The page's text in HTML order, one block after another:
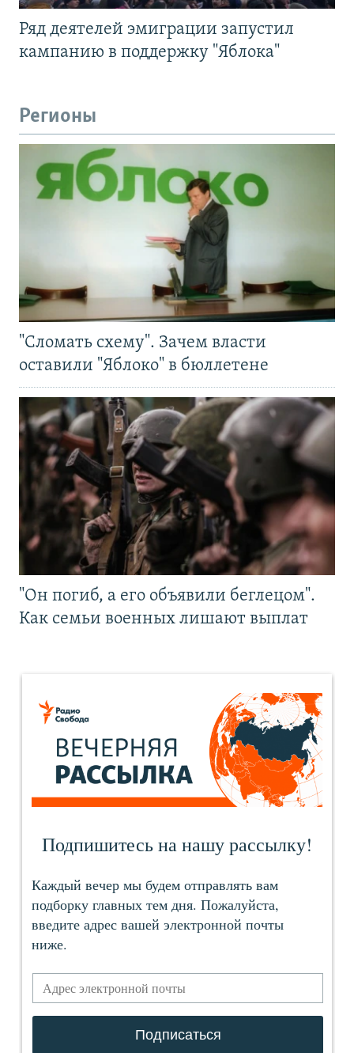
Ряд деятелей эмиграции запустил
кампанию в поддержку "Яблока"
Регионы
"Сломать схему". Зачем власти
оставили "Яблоко" в бюллетене
"Он погиб, а его объявили беглецом".
Как семьи военных лишают выплат